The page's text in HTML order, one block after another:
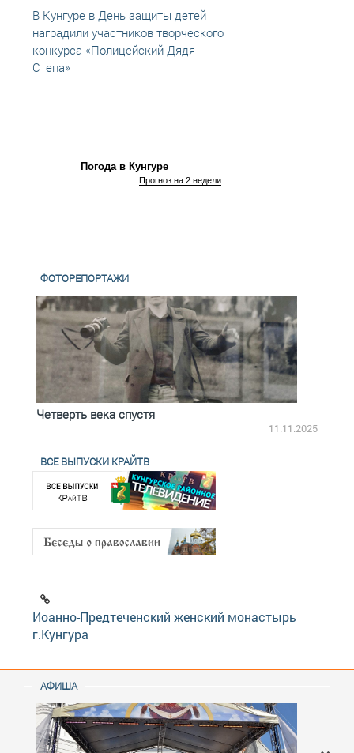
В Кунгуре в День защиты детей
наградили участников творческого
конкурса «Полицейский Дядя
Степа»
Погода в Кунгуре
Прогноз на 2 недели
ФОТОРЕПОРТАЖИ
Четверть века спустя
11.11.2025
ВСЕ ВЫПУСКИ КРАЙТВ
Иоанно-Предтеченский женский монастырь
г.Кунгура
АФИША